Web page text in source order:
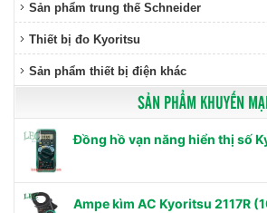
Sản phẩm trung thế Schneider
Thiết bị đo Kyoritsu
Sản phẩm thiết bị điện khác
SẢN PHẨM KHUYẾN
Đồng hồ vạn năng hiển thị số
Ampe kìm AC Kyoritsu 2117R